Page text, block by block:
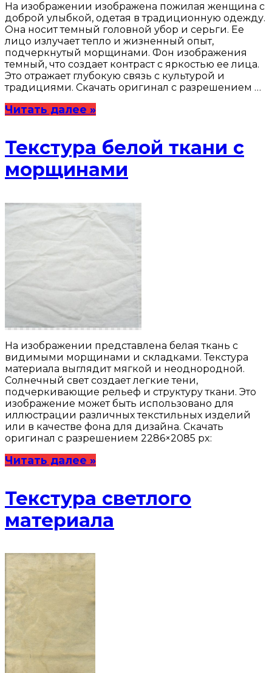
На изображении изображена пожилая женщина с
доброй улыбкой, одетая в традиционную одежду.
Она носит темный головной убор и серьги. Ее
лицо излучает тепло и жизненный опыт,
подчеркнутый морщинами. Фон изображения
темный, что создает контраст с яркостью ее лица.
Это отражает глубокую связь с культурой и
традициями. Скачать оригинал с разрешением …
Читать далее »
Текстура белой ткани с
морщинами
На изображении представлена белая ткань с
видимыми морщинами и складками. Текстура
материала выглядит мягкой и неоднородной.
Солнечный свет создает легкие тени,
подчеркивающие рельеф и структуру ткани. Это
изображение может быть использовано для
иллюстрации различных текстильных изделий
или в качестве фона для дизайна. Скачать
оригинал с разрешением 2286×2085 px:
Читать далее »
Текстура светлого
материала